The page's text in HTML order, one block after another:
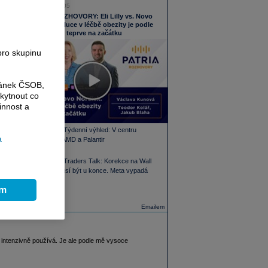
05.08.2026 16:05
PODCAST ROZHOVORY: Eli Lilly vs. Novo
Nordisk. Revoluce v léčbě obezity je podle
MUDr. Kunové teprve na začátku
PODCAST Týdenní výhled: V centru
pozornosti AMD a Palantir
PODCAST Traders Talk: Korekce na Wall
Street nemusí být u konce. Meta vypadá
zajímavě
Emailem
používá. Je ale podle mě vysoce
skupinu
ČSOB,
co
a